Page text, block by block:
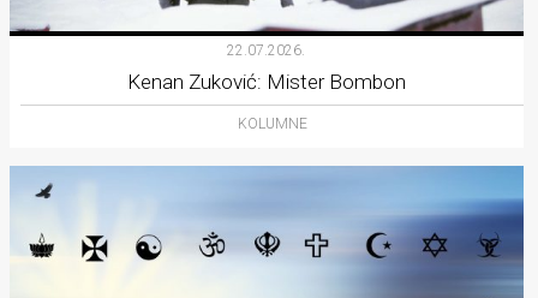
22.07.2026.
Kenan Zuković: Mister Bombon
KOLUMNE